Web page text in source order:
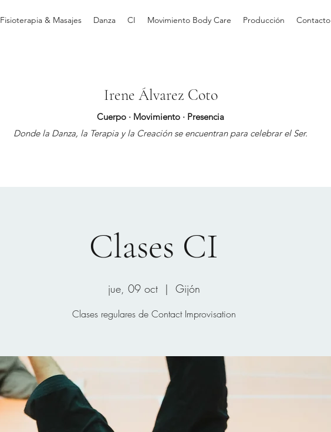
Fisioterapia & Masajes Danza CI Movimiento Body Care Producción Contacto
Irene Álvarez Coto
Cuerpo · Movimiento · Presencia
Donde la Danza, la Terapia y la Creación se encuentran para celebrar el Ser.
Clases CI
jue, 09 oct
  |
Gijón
Clases regulares de Contact Improvisation